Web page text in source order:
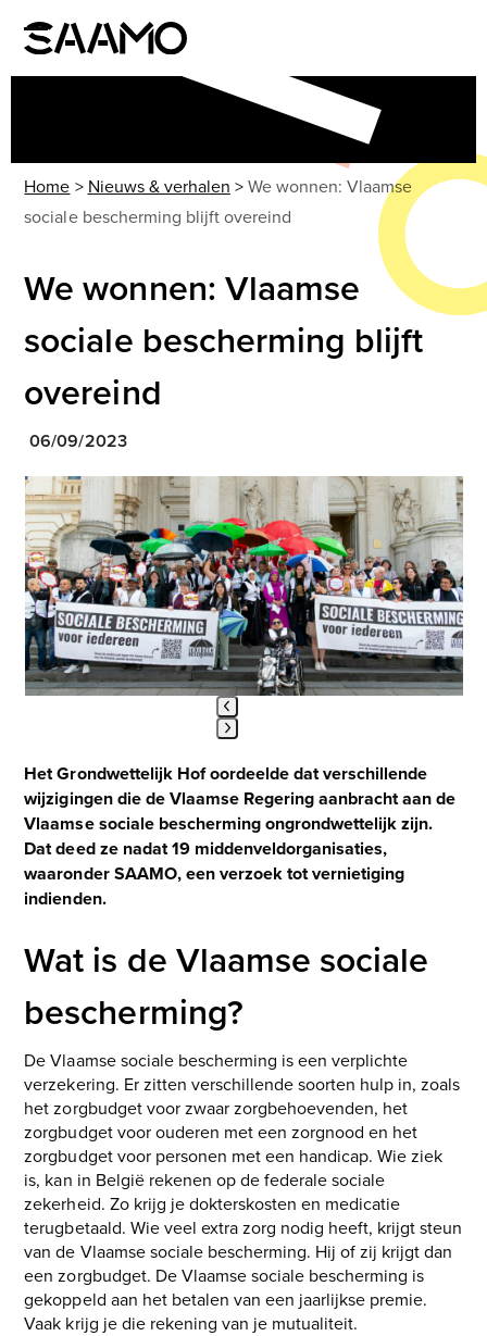
content
Open
mobile
Close
mobile
Home > Nieuws & verhalen >We wonnen: Vlaamse
sociale bescherming blijft overeind
We wonnen: Vlaamse
sociale bescherming blijft
overeind
06/09/2023
Use
the
left
and
right
arrow
keys
to
access
the
buttons
escape
to
go
to
the
Het Grondwettelijk Hof oordeelde dat verschillende
wijzigingen die de Vlaamse Regering aanbracht aan de
Vlaamse sociale bescherming ongrondwettelijk zijn.
Dat deed ze nadat 19 middenveldorganisaties,
waaronder SAAMO, een verzoek tot vernietiging
indienden.
Wat is de Vlaamse sociale
bescherming?
De Vlaamse sociale bescherming is een verplichte
verzekering. Er zitten verschillende soorten hulp in, zoals
het zorgbudget voor zwaar zorgbehoevenden, het
zorgbudget voor ouderen met een zorgnood en het
zorgbudget voor personen met een handicap. Wie ziek
is, kan in België rekenen op de federale sociale
zekerheid. Zo krijg je dokterskosten en medicatie
terugbetaald. Wie veel extra zorg nodig heeft, krijgt steun
van de Vlaamse sociale bescherming. Hij of zij krijgt dan
een zorgbudget. De Vlaamse sociale bescherming is
gekoppeld aan het betalen van een jaarlijkse premie.
Vaak krijg je die rekening van je mutualiteit.